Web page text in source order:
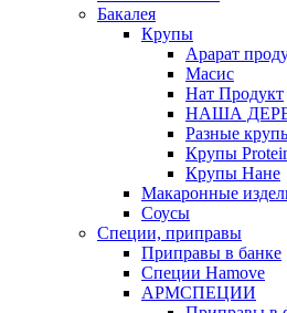
Бакалея
Крупы
Арарат
Масис
Нат Продукт
НАША
Разные
Крупы
Крупы Нане
Макаронные
Соусы
Специи, приправы
Приправы в банке
Специи Hamove
АРМСПЕЦИИ